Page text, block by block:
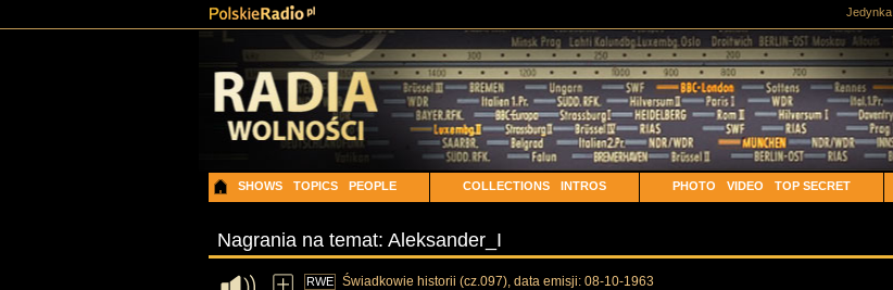
Jedynka
SHOWS TOPICS PEOPLE COLLECTIONS INTROS PHOTO VIDEO TOP SECRET
Nagrania na temat: Aleksander_I
RWE Świadkowie historii (cz.097), data emisji: 08-10-1963